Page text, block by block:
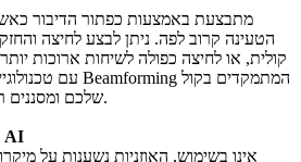
הטעינה קרוב לפה. ניתן לבצע לחיצה
קולית, או לחיצה כפולה לשיחות ארוכות
שלכם ומסננים רעשים לא רצויים בכל מקום.
קליטת קול חכמה עם עיבוד AI